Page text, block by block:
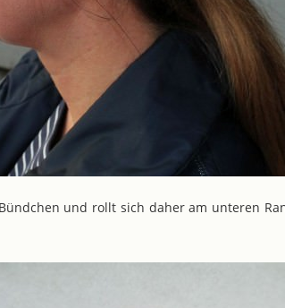
und rollt sich daher am unteren